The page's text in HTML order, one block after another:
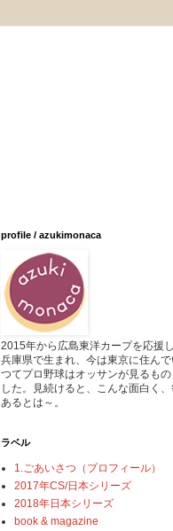
profile / azukimonaca
2015年から広島東洋カープを応援し
兵庫県で生まれ、今は東京に住ん
つてプロ野球はオッサンが見るもの
した。見続けると、こんな面白く
あるとは～。
ラベル
1.ごあいさつ（プロフィール）
2017年CS/日本シリーズ
2018年日本シリーズ
book & magazine